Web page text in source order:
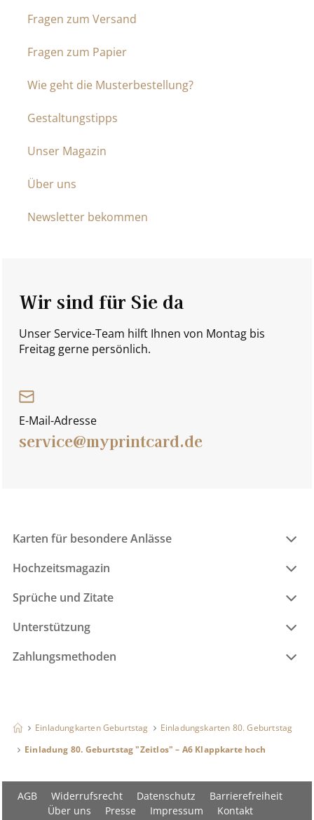
Fragen zum Versand
Fragen zum Papier
Wie geht die Musterbestellung?
Gestaltungstipps
Unser Magazin
Über uns
Newsletter bekommen
Wir sind für Sie da
Unser Service-Team hilft Ihnen von Montag bis
Freitag gerne persönlich.
E-Mail-Adresse
service@myprintcard.de
Karten für besondere Anlässe
Hochzeitsmagazin
Sprüche und Zitate
Unterstützung
Zahlungsmethoden
Einladungkarten Geburtstag
Einladungskarten 80. Geburtstag
Einladung 80. Geburtstag "Zeitlos" – A6 Klappkarte hoch
AGB Widerrufsrecht Datenschutz
Barrierefreiheit
Über uns
Presse Impressum
Kontakt